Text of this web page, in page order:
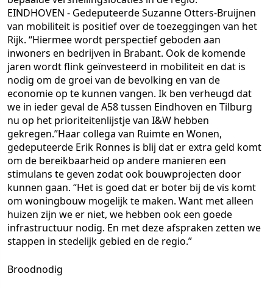
EINDHOVEN - Gedeputeerde Suzanne Otters-Bruijnen
van mobiliteit is positief over de toezeggingen van het
Rijk. “Hiermee wordt perspectief geboden aan
inwoners en bedrijven in Brabant. Ook de komende
jaren wordt flink geïnvesteerd in mobiliteit en dat is
nodig om de groei van de bevolking en van de
economie op te kunnen vangen. Ik ben verheugd dat
we in ieder geval de A58 tussen Eindhoven en Tilburg
nu op het prioriteitenlijstje van I&W hebben
gekregen.”Haar collega van Ruimte en Wonen,
gedeputeerde Erik Ronnes is blij dat er extra geld komt
om de bereikbaarheid op andere manieren een
stimulans te geven zodat ook bouwprojecten door
kunnen gaan. “Het is goed dat er boter bij de vis komt
om woningbouw mogelijk te maken. Want met alleen
huizen zijn we er niet, we hebben ook een goede
infrastructuur nodig. En met deze afspraken zetten we
stappen in stedelijk gebied en de regio.”
Broodnodig